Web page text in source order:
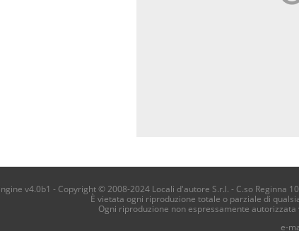
v4.0b1 - Copyright © 2008-2024 Locali d'autore S.r.l. - C.so Reginna
È vietata ogni riproduzione totale o parziale di
Ogni riproduzione non espressamente
e-